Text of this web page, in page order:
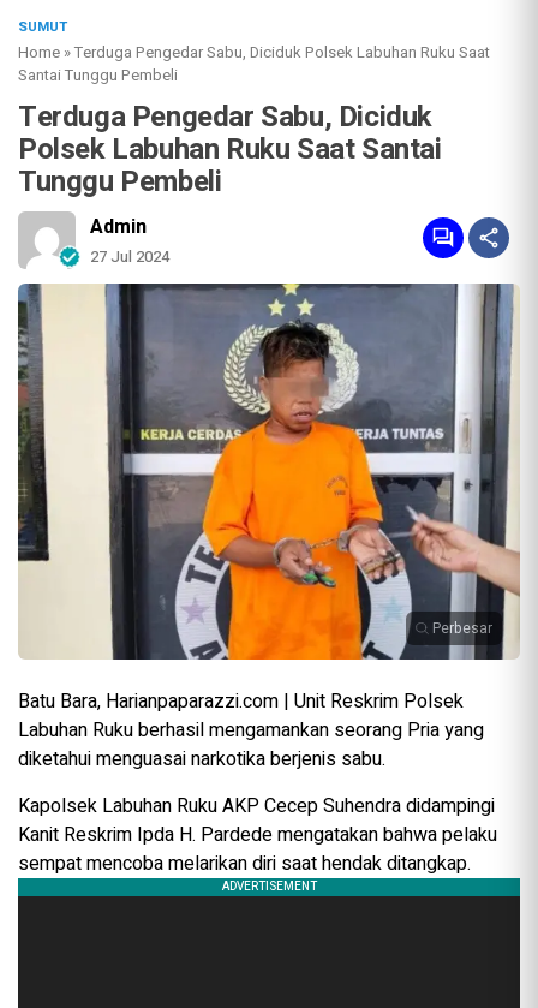
SUMUT
Home »Terduga Pengedar Sabu, Diciduk Polsek Labuhan Ruku Saat
Santai Tunggu Pembeli
Terduga Pengedar Sabu, Diciduk
Polsek Labuhan Ruku Saat Santai
Tunggu Pembeli
Admin
27 Jul 2024
Perbesar
Batu Bara, Harianpaparazzi.com | Unit Reskrim Polsek
Labuhan Ruku berhasil mengamankan seorang Pria yang
diketahui menguasai narkotika berjenis sabu.
Kapolsek Labuhan Ruku AKP Cecep Suhendra didampingi
Kanit Reskrim Ipda H. Pardede mengatakan bahwa pelaku
sempat mencoba melarikan diri saat hendak ditangkap.